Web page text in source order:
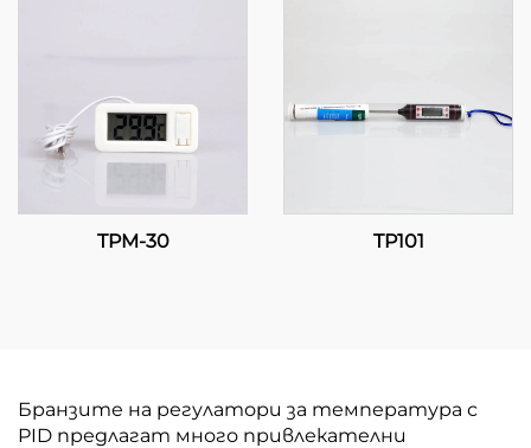
Температурата
Коммерсиални
TPM-30 TP101
Бранзите на регулатори за температура с
PID предлагат много привлекателни